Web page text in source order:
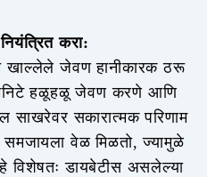
करा:
खाल्लेले जेवण हानीकारक ठरू
हळूहळू जेवण करणे आणि
साखरेवर सकारात्मक परिणाम
समजायला वेळ मिळतो, ज्यामुळे
विशेषतः डायबेटीस असलेल्या